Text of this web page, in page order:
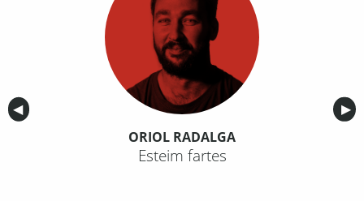
Anterior
◀︎ ▶︎
ORIOL RADALGA
Esteim fartes